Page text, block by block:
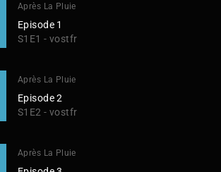
Après La Pluie
Episode 1
S1E1 - vostfr
Après La Pluie
Episode 2
S1E2 - vostfr
Après La Pluie